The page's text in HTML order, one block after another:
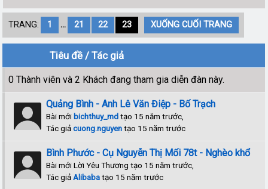
TRANG: 1 ... 21 22 23 XUỐNG CUỐI TRANG
Tiêu đề /Tác giả
0 Thành viên và 2 Khách đang tham gia diễn đàn này.
Quảng Bình - Anh Lê Văn Điệp - Bố Trạch
Bài mới bichthuy_mdtạo 15 năm trước,
Tác giảcuong.nguyentạo 15 năm trước
Bình Phước - Cụ Nguyễn Thị Mối 78t - Nghèo khổ
Bài mới Lời Yêu Thương tạo 15 năm trước,
Tác giảAlibabatạo 15 năm trước